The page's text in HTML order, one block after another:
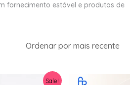
fornecimento estável e produtos de
Sale!